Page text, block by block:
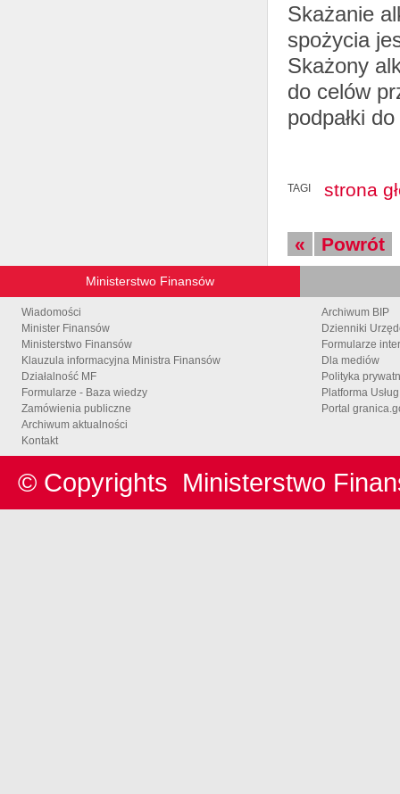
Skażanie
spożycia
Skażony
do celów
podpałki
TAGI strona
« Powrót
Ministerstwo Finansów
Wiadomości
Minister Finansów
Ministerstwo Finansów
Klauzula informacyjna Ministra Finansów
Działalność MF
Formularze - Baza wiedzy
Zamówienia publiczne
Archiwum aktualności
Kontakt
Archiwum BIP
Dzienniki
Formularze
Dla mediów
Polityka
Platforma
Portal
© Copyrights Ministerstwo